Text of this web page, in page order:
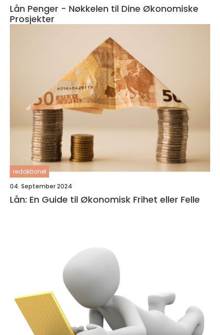
Lån Penger - Nøkkelen til Dine Økonomiske
Prosjekter
redaktionel
04. September 2024
Lån: En Guide til Økonomisk Frihet eller Felle